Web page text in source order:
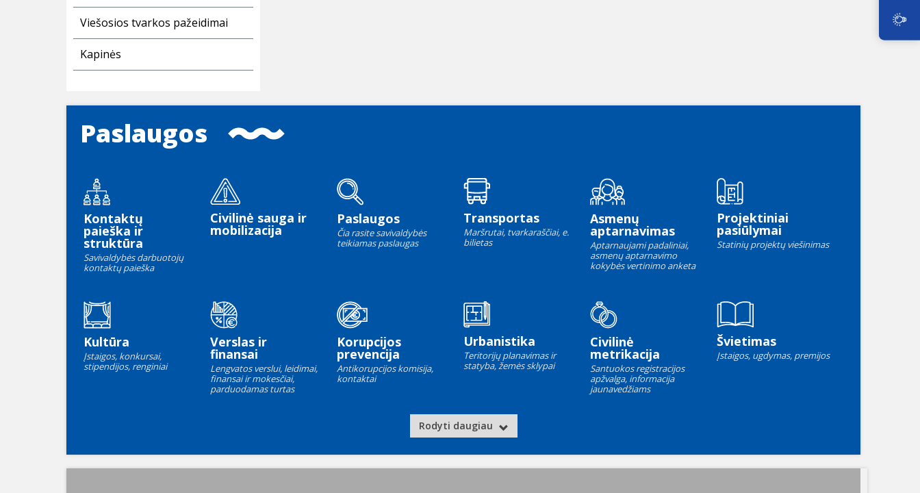
Viešosios tvarkos pažeidimai
Kapinės
Paslaugos
Kontaktų
paieška ir
struktūra
Savivaldybės darbuotojų
kontaktų paieška
Civilinė sauga ir
mobilizacija
Paslaugos
Čia rasite savivaldybės
teikiamas paslaugas
Transportas
Maršrutai, tvarkaraščiai, e.
bilietas
Asmenų
aptarnavimas
Aptarnaujami padaliniai,
asmenų aptarnavimo
kokybės vertinimo anketa
Projektiniai
pasiūlymai
Statinių projektų viešinimas
Kultūra
Įstaigos, konkursai,
stipendijos, renginiai
Verslas ir
finansai
Lengvatos verslui, leidimai,
finansai ir mokesčiai,
parduodamas turtas
Korupcijos
prevencija
Antikorupcijos komisija,
kontaktai
Urbanistika
Teritorijų planavimas ir
statyba, žemės sklypai
Civilinė
metrikacija
Santuokos registracijos
apžvalga, informacija
jaunavedžiams
Švietimas
Įstaigos, ugdymas, premijos
Rodyti daugiau